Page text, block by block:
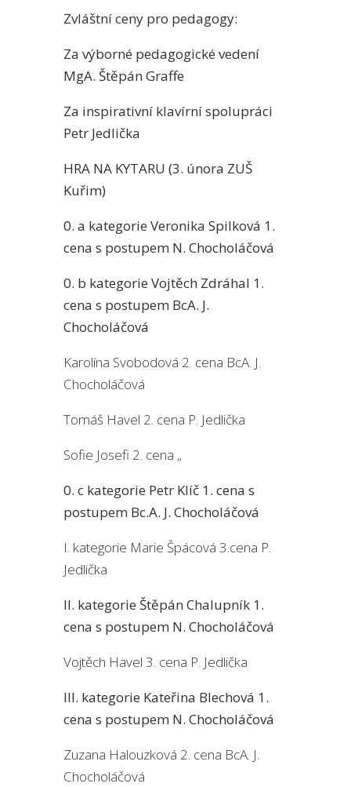
Zvláštní ceny pro pedagogy:
Za výborné pedagogické vedení
MgA. Štěpán Graffe
Za inspirativní klavírní spolupráci
Petr Jedlička
HRA NA KYTARU (3. února ZUŠ
Kuřim)
0. a kategorie Veronika Spilková 1.
cena s postupem N. Chocholáčová
0. b kategorie Vojtěch Zdráhal 1.
cena s postupem BcA. J.
Chocholáčová
Karolína Svobodová 2. cena BcA. J.
Chocholáčová
Tomáš Havel 2. cena P. Jedlička
Sofie Josefi 2. cena „
0. c kategorie Petr Klíč 1. cena s
postupem Bc.A. J. Chocholáčová
I. kategorie Marie Špácová 3.cena P.
Jedlička
II. kategorie Štěpán Chalupník 1.
cena s postupem N. Chocholáčová
Vojtěch Havel 3. cena P. Jedlička
III. kategorie Kateřina Blechová 1.
cena s postupem N. Chocholáčová
Zuzana Halouzková 2. cena BcA. J.
Chocholáčová